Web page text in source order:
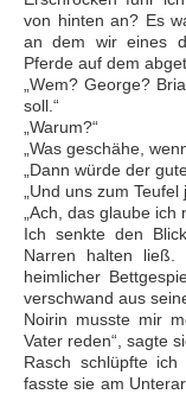
von hinten an? Es
an dem wir eines
Pferde auf dem
„Wem? George?
soll.“
„Warum?“
„Was geschähe,
„Dann würde der
„Und uns zum
„Ach, das glaube
Ich senkte den
Narren halten
heimlicher
verschwand aus
Noirin musste mir
Vater reden“, sagte
Rasch schlüpfte
fasste sie am